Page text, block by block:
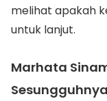
melihat apakah
untuk lanjut.
Marhata
Sesungguhnya